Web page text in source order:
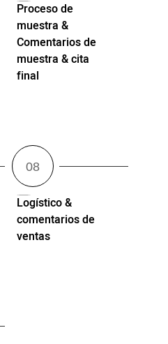
Proceso de
muestra &
Comentarios de
muestra & cita
final
Logístico &
comentarios de
ventas